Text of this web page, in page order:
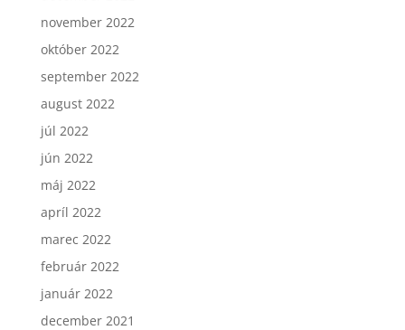
november 2022
október 2022
september 2022
august 2022
júl 2022
jún 2022
máj 2022
apríl 2022
marec 2022
február 2022
január 2022
december 2021